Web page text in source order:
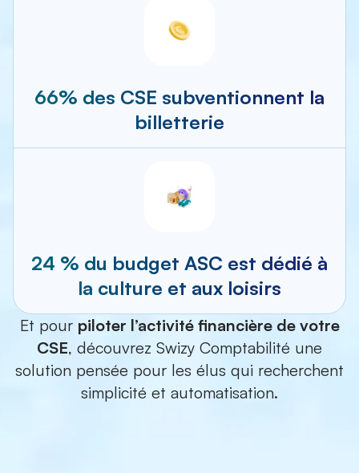
66% des CSE subventionnent la
billetterie
24 % du budget ASC est dédié à
la culture et aux loisirs
Et pour piloter l’activité financière de votre
CSE, découvrez Swizy Comptabilité une
solution pensée pour les élus qui recherchent
simplicité et automatisation.